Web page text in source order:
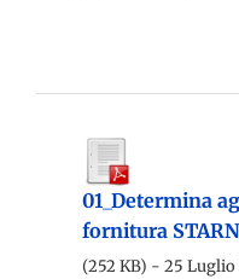
01_Determina
fornitura
(252 KB) - 25 Luglio